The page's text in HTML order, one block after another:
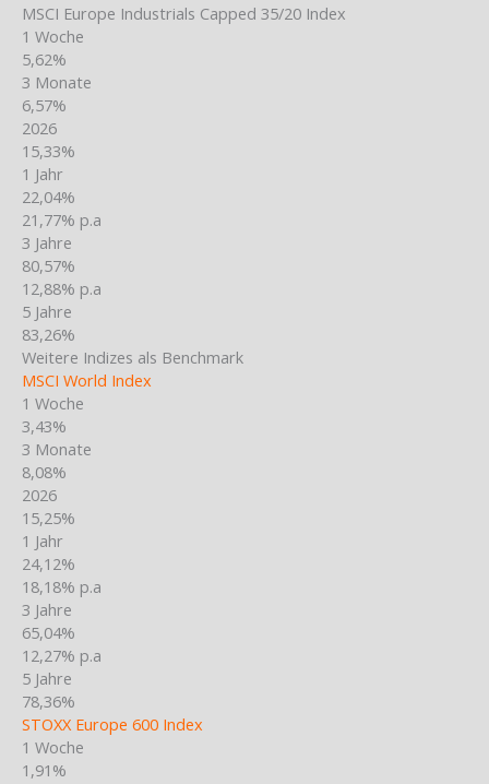
MSCI Europe Industrials Capped 35/20 Index
1 Woche
5,62%
3 Monate
6,57%
2026
15,33%
1 Jahr
22,04%
21,77% p.a
3 Jahre
80,57%
12,88% p.a
5 Jahre
83,26%
Weitere Indizes als Benchmark
MSCI World Index
1 Woche
3,43%
3 Monate
8,08%
2026
15,25%
1 Jahr
24,12%
18,18% p.a
3 Jahre
65,04%
12,27% p.a
5 Jahre
78,36%
STOXX Europe 600 Index
1 Woche
1,91%